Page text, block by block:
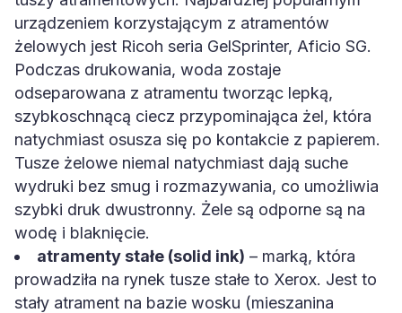
urządzeniem korzystającym z atramentów
żelowych jest Ricoh seria GelSprinter, Aficio SG.
Podczas drukowania, woda zostaje
odseparowana z atramentu tworząc lepką,
szybkoschnącą ciecz przypominająca żel, która
natychmiast osusza się po kontakcie z papierem.
Tusze żelowe niemal natychmiast dają suche
wydruki bez smug i rozmazywania, co umożliwia
szybki druk dwustronny. Żele są odporne są na
wodę i blaknięcie.
atramenty stałe (solid ink) – marką, która
prowadziła na rynek tusze stałe to Xerox. Jest to
stały atrament na bazie wosku (mieszanina